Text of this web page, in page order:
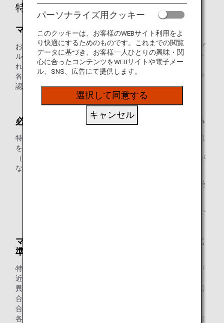
特典をお申し込み時のポイント
マイルの有効期限にお気を付けください
お客様の口座に積算されたすべてのマイルは、「1～4」のグ
ループに分かれます。グループごとに有効期限が異なり、そ
れぞれの有効期限内のみ有効です。
各グループの違いは、「 マイル口座グループとは
」よりご確
認ください。
マイルの有効期限は日本標準時に基づいています。
必ず会員ご本人様が特典をお申し込みください
特典をお申し込みいただく際には、本会員様のご本人様確認
をさせていただきます。ANAマイレージクラブお客様番号
（10桁）をお手元にご用意ください。お客様番号のご提示が
ない場合、お申し込みをお受けできません。
原則として、会員ご本人様以外の方のお申し込みはお受
代理人の方が特典をお申し込みの際は、代理人の方のご
マイルは有効期限およびマイル口座グループに
準じて使用されます。
特典交換に必要なマイルは、減算時に口座にある有効期限が
近いものから順に自動的に使用されます。
異なるマイル口座グループに同じ有効期限のマイルがある場
合は、以下の優先順位で自動的に合算して使用されます。
合算の優先順位：グループ4→3→2→1
各グループの違いは、「
」よりご確
パーソナライズ用クッキー
このクッキーは、お客様のWEBサイト利用をよ
り快適にするためのものです。これまでの閲覧
データに基づき、お客様一人ひとりの興味・関
心に合ったコンテンツをWEBサイトや電子メー
ル、SNS、広告にて提供します。
選択して同意する
キャンセル